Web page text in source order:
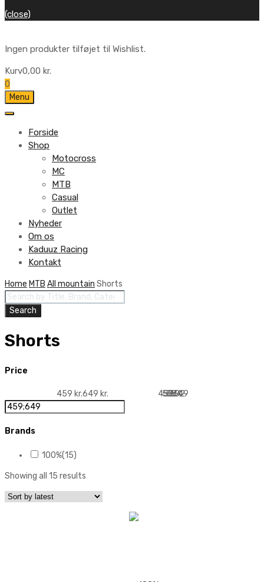
(close)
Ingen produkter tilføjet til Wishlist.
Kurv0,00 kr.
0
Menu
Forside
Shop
Motocross
MC
MTB
Casual
Outlet
Nyheder
Om os
Kaduuz Racing
Kontakt
Skip
to
content
Home MTB All mountain Shorts
Products
search
Search
Shorts
Price
459 kr.649 kr. 459
507
554
602
649
Brands
100%(15)
Showing all 15 results